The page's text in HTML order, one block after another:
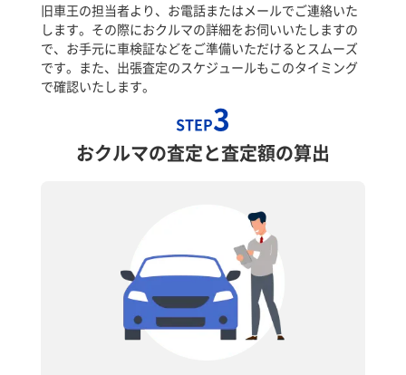
旧車王の担当者より、お電話またはメールでご連絡いた
します。その際におクルマの詳細をお伺いいたしますの
で、お手元に車検証などをご準備いただけるとスムーズ
です。また、出張査定のスケジュールもこのタイミング
で確認いたします。
STEP3
おクルマの査定と査定額の算出